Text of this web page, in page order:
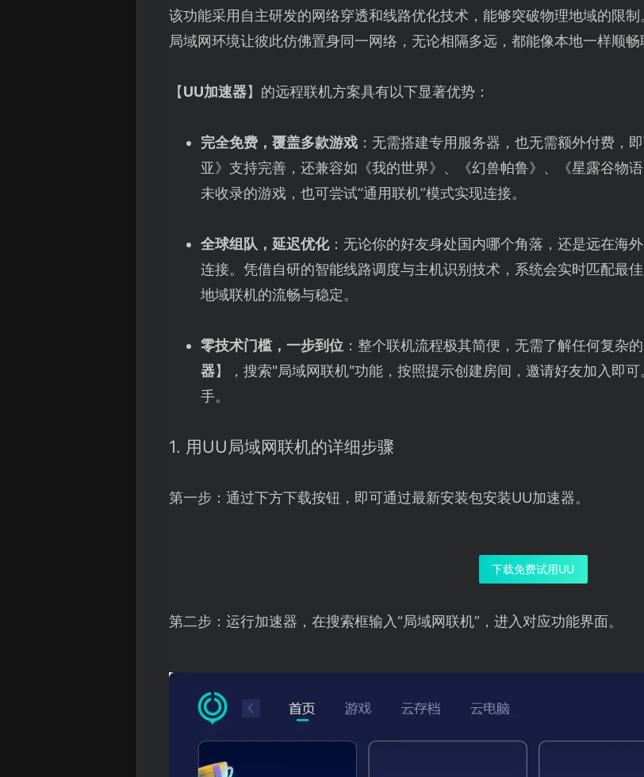
该功能采用自主研发的网络穿透和线路优化技术，能够突破物理地域的限
局域网环境让彼此仿佛置身同一网络，无论相隔多远，都能像本地一样顺畅
【UU加速器】的远程联机方案具有以下显著优势：
完全免费，覆盖多款游戏：无需搭建专用服务器，也无需额外付费，
亚》支持完善，还兼容如《我的世界》、《幻兽帕鲁》、《星露谷物
未收录的游戏，也可尝试“通用联机”模式实现连接。
全球组队，延迟优化：无论你的好友身处国内哪个角落，还是远在海
连接。凭借自研的智能线路调度与主机识别技术，系统会实时匹配最
地域联机的流畅与稳定。
零技术门槛，一步到位：整个联机流程极其简便，无需了解任何复杂
器】，搜索"局域网联机"功能，按照提示创建房间，邀请好友加入即
手。
1. 用UU局域网联机的详细步骤
第一步：通过下方下载按钮，即可通过最新安装包安装UU加速器。
下载免费试用UU
第二步：运行加速器，在搜索框输入“局域网联机”，进入对应功能界面。